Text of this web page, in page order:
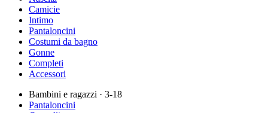
Camicie
Intimo
Pantaloncini
Costumi da bagno
Gonne
Completi
Accessori
Bambini e ragazzi · 3-18
Pantaloncini